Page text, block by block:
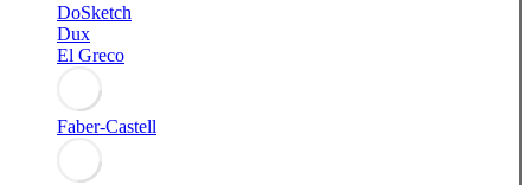
DoSketch
Dux
El Greco
Faber-Castell